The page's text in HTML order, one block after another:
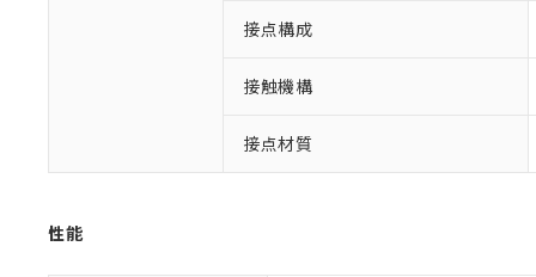
接点構成
接触機構
接点材質
性能
本サービス
仕入先様の事情
*EU RoHS指令（10物質
鉛(Pb) 1000ppm以下
六価クロム(Cr(Ⅵ))
フタル酸ビス(2-エチル
※1 中国
「○」：最大均質
「－」：未確認
当社は、こ
う）を輸出
などの必要
号